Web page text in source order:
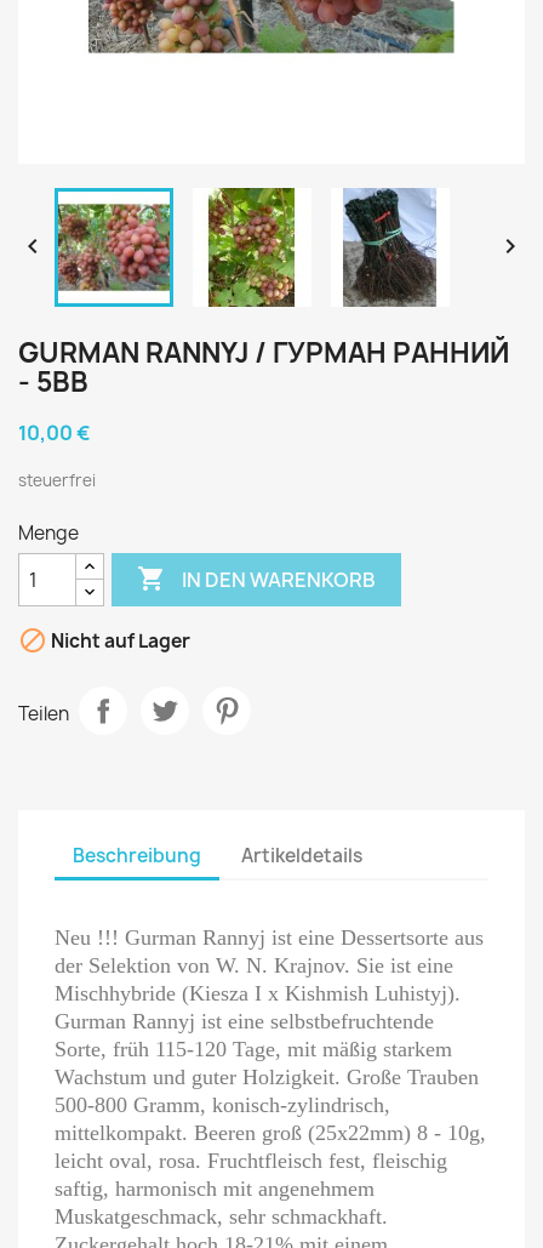
 
GURMAN RANNYJ / ГУРМАН РАННИЙ
- 5BB
10,00 €
steuerfrei
Menge
 IN DEN WARENKORB
 Nicht auf Lager
Teilen
Beschreibung Artikeldetails
Neu !!! Gurman Rannyj ist eine Dessertsorte aus
der Selektion von W. N. Krajnov. Sie ist eine
Mischhybride (Kiesza I x Kishmish Luhistyj).
Gurman Rannyj ist eine selbstbefruchtende
Sorte, früh 115-120 Tage, mit mäßig starkem
Wachstum und guter Holzigkeit. Große Trauben
500-800 Gramm, konisch-zylindrisch,
mittelkompakt. Beeren groß (25x22mm) 8 - 10g,
leicht oval, rosa. Fruchtfleisch fest, fleischig
saftig, harmonisch mit angenehmem
Muskatgeschmack, sehr schmackhaft.